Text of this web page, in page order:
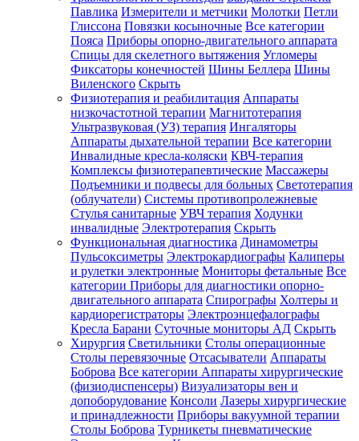
Павлика Измерители и метчики Молотки Петли
Глиссона Повязки косыночные Все категории
Пояса Приборы опорно-двигательного аппарата
Спицы для скелетного вытяжения Угломеры
Фиксаторы конечностей Шины Беллера Шины
Виленского Скрыть
Физиотерапия и реабилитация Аппараты
низкочастотной терапии Магнитотерапия
Ультразвуковая (УЗ) терапия Ингаляторы
Аппараты дыхательной терапии Все категории
Инвалидные кресла-коляски КВЧ-терапия
Комплексы физиотерапевтические Массажеры
Подъемники и подвесы для больных Светотерапия
(облучатели) Системы противопролежневые
Стулья санитарные УВЧ терапия Ходунки
инвалидные Электротерапия Скрыть
Функциональная диагностика Динамометры
Пульсоксиметры Электрокардиографы Калиперы
и рулетки электронные Мониторы фетальные Все
категории Приборы для диагностики опорно-
двигательного аппарата Спирографы Холтеры и
кардиорегистраторы Электроэнцефалографы
Кресла Барани Суточные мониторы АД Скрыть
Хирургия Светильники Столы операционные
Столы перевязочные Отсасыватели Аппараты
Боброва Все категории Аппараты хирургические
(физиодиспенсеры) Визуализаторы вен и
допоборудование Консоли Лазеры хирургические
и принадлежности Приборы вакуумной терапии
Столы Боброва Турникеты пневматические